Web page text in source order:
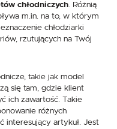
chłodniczych. Różnią
m.in. na to, w którym
chłodziarki
rzutujących na Twój
takie jak model
się tam, gdzie klient
ich zawartość. Takie
różnych
interesujący artykuł. Jest